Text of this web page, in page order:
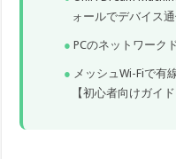
ォールでデバイス
PCのネットワーク
メッシュWi-Fiで有
【初心者向けガイド